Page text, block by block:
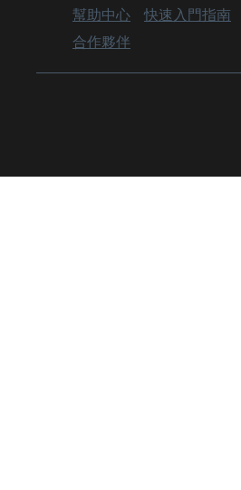
幫助中心 快速入門指南
合作夥伴